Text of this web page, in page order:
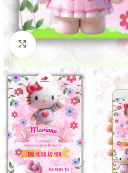
Clique para ampliar